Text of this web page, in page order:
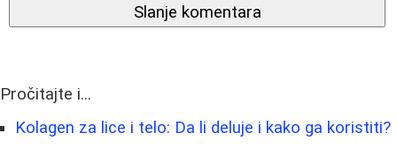
Slanje komentara
Pročitajte i...
Kolagen za lice i telo: Da li deluje i kako ga koristiti?